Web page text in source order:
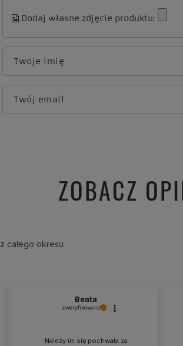
Dodaj własne zdjęcie produktu:
Twoje imię
Twój email
ZOBACZ
z całego okresu
Beata
zweryfikowano
Należy im się pochwała za